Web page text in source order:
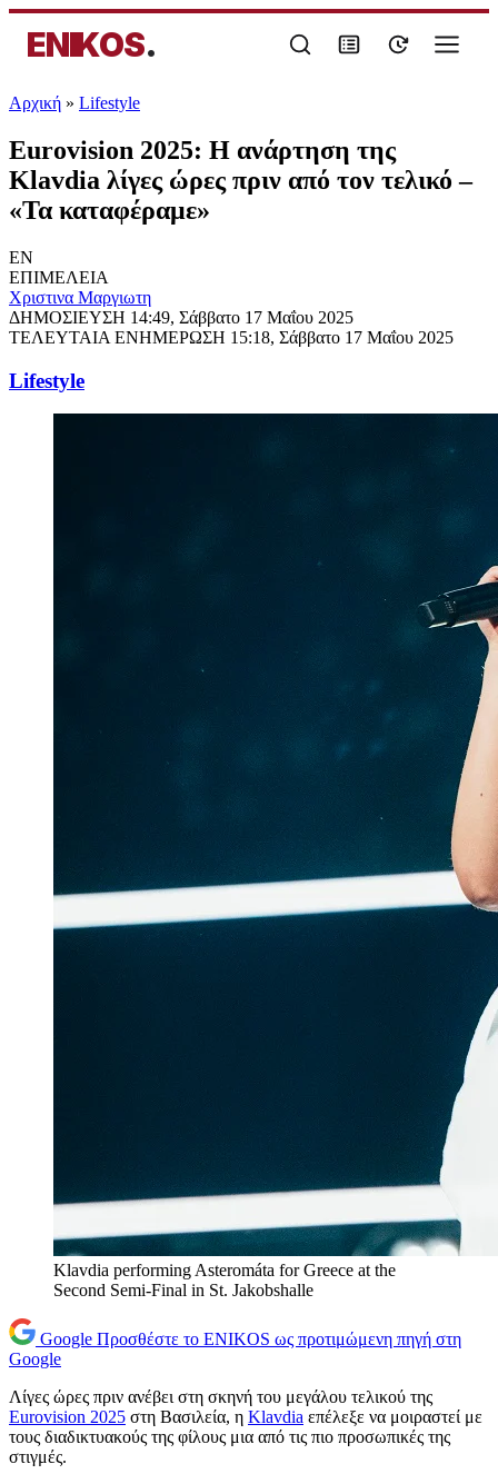
ENIKOS.
Αρχική » Lifestyle
Eurovision 2025: Η ανάρτηση της
Klavdia λίγες ώρες πριν από τον τελικό –
«Τα καταφέραμε»
EN
ΕΠΙΜΕΛΕΙΑ
Χριστινα Μαργιωτη
ΔΗΜΟΣΙΕΥΣΗ 14:49, Σάββατο 17 Μαΐου 2025
ΤΕΛΕΥΤΑΙΑ ΕΝΗΜΕΡΩΣΗ 15:18, Σάββατο 17 Μαΐου 2025
Lifestyle
Klavdia performing Asteromáta for Greece at the
Second Semi-Final in St. Jakobshalle
Google Προσθέστε το ENIKOS ως προτιμώμενη πηγή στη
Google
Λίγες ώρες πριν ανέβει στη σκηνή του μεγάλου τελικού της
Eurovision 2025 στη Βασιλεία, η Klavdia επέλεξε να μοιραστεί με
τους διαδικτυακούς της φίλους μια από τις πιο προσωπικές της
στιγμές.